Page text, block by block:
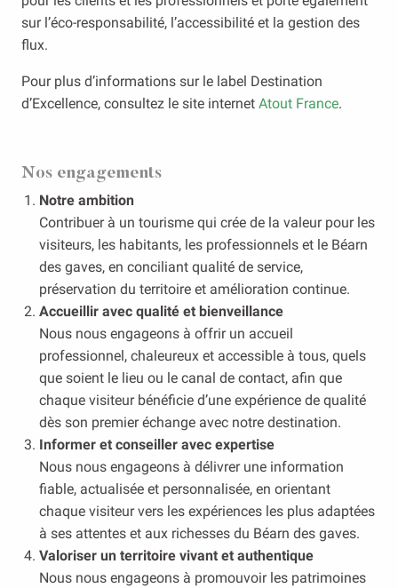
sur l’éco-responsabilité, l’accessibilité et la gestion des
flux.
Pour plus d’informations sur le label Destination
d’Excellence, consultez le site internet Atout France.
Nos engagements
Notre ambition
Contribuer à un tourisme qui crée de la valeur pour les
visiteurs, les habitants, les professionnels et le Béarn
des gaves, en conciliant qualité de service,
préservation du territoire et amélioration continue.
Accueillir avec qualité et bienveillance
Nous nous engageons à offrir un accueil
professionnel, chaleureux et accessible à tous, quels
que soient le lieu ou le canal de contact, afin que
chaque visiteur bénéficie d’une expérience de qualité
dès son premier échange avec notre destination.
Informer et conseiller avec expertise
Nous nous engageons à délivrer une information
fiable, actualisée et personnalisée, en orientant
chaque visiteur vers les expériences les plus adaptées
à ses attentes et aux richesses du Béarn des gaves.
Valoriser un territoire vivant et authentique
Nous nous engageons à promouvoir les patrimoines